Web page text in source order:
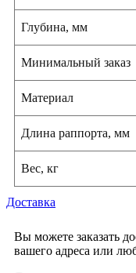
Глубина, мм
Минимальный заказ
Материал
Длина раппорта, мм
Вес, кг
Доставка
Вы можете заказать
вашего адреса или